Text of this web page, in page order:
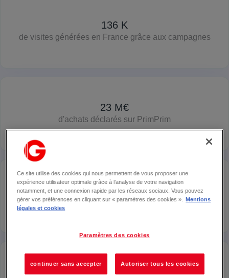
136 K
de visites générées en France grâce aux campagnes
23 M€
d'achats déclarés sur PrimPrim
3,5 M
de visiteurs sur la-galerie.com
15 M
Ce site utilise des cookies qui nous permettent de vous proposer une
expérience utilisateur optimale grâce à l’analyse de votre navigation
notamment, et une connexion rapide par les réseaux sociaux. Vous pouvez
gérer vos préférences en cliquant sur « paramètres des cookies ».
Mentions
légales et cookies
Paramètres des cookies
continuer sans accepter Autoriser tous les cookies